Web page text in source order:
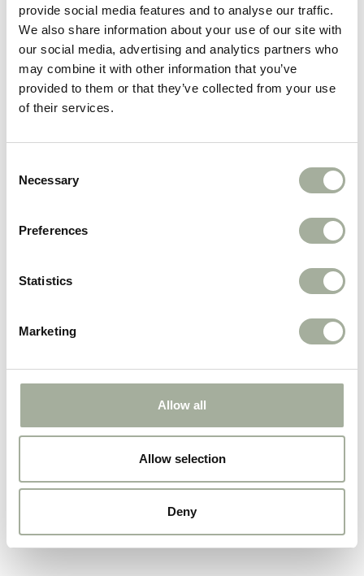
provide social media features and to analyse our traffic.
We also share information about your use of our site with
our social media, advertising and analytics partners who
may combine it with other information that you’ve
provided to them or that they’ve collected from your use
of their services.
Selection
Necessary
Preferences
Statistics
Marketing
Allow all
Allow selection
Deny
de dummy te vullen met snacks, kun je jouw hond
extra stimuleren en motiveren tijdens
trainingssessies.
Handig en Veelzijdig
trainingsomgevingen.
Kies voor de Speedy Dummy Vacht van Firedog
en ervaar een verrijkte trainingsroutine voor jouw
hond. Dankzij het innovatieve ontwerp en de
aantrekkelijke textuur zal deze dummy al snel een
Let op: Dummies zijn geen speelgoed; ze zijn
bedoeld om mee te trainen. Laat uw hond
niet alleen achter met de dummy en laat
hem er niet op kauwen!